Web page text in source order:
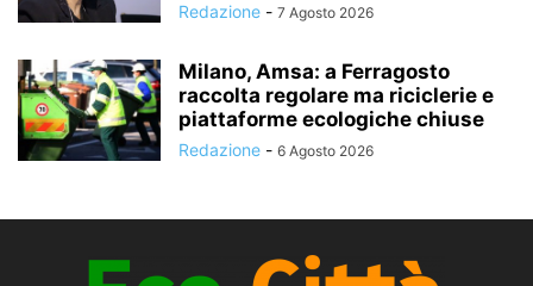
Redazione - 7 Agosto 2026
Milano, Amsa: a Ferragosto
raccolta regolare ma riciclerie e
piattaforme ecologiche chiuse
Redazione - 6 Agosto 2026